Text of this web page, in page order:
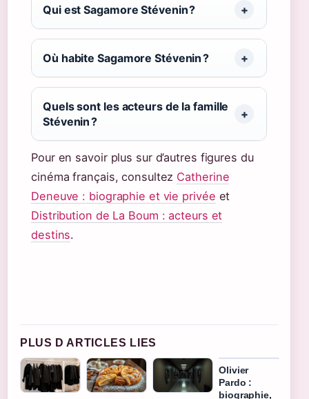
Qui est Sagamore Stévenin ?
Où habite Sagamore Stévenin ?
Quels sont les acteurs de la famille
Stévenin ?
Pour en savoir plus sur d’autres figures du
cinéma français, consultez Catherine
Deneuve : biographie et vie privée et
Distribution de La Boum : acteurs et
destins.
PLUS D ARTICLES LIES
Olivier
Pardo :
biographie,